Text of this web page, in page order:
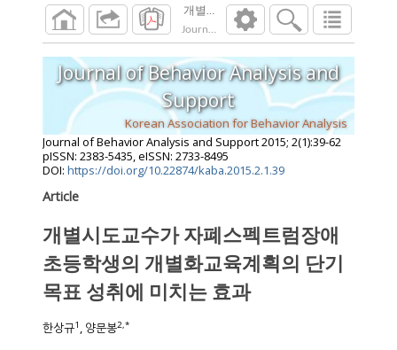
개별시도교수가 자폐스펙트럼장애 초등
Journal of Behavior Analysis and Support
Journal of Behavior Analysis and
Support
Korean Association for Behavior Analysis
Journal of Behavior Analysis and Support2015; 2(1):39-62
pISSN: 2383-5435, eISSN: 2733-8495
DOI: https://doi.org/10.22874/kaba.2015.2.1.39
Article
개별시도교수가 자폐스펙트럼장애
초등학생의 개별화교육계획의 단기
목표 성취에 미치는 효과
한상규1 , 양문봉2,*